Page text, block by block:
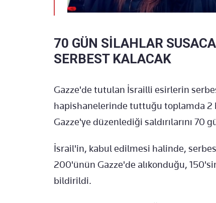
70 GÜN SİLAHLAR
SERBEST KALACAK
Gazze'de tutulan İsrailli esirlerin
hapishanelerinde tuttuğu toplamda 2
Gazze'ye düzenlediği saldırılarını
İsrail'in, kabul edilmesi halinde,
200'ünün Gazze'de alıkonduğu,
bildirildi.